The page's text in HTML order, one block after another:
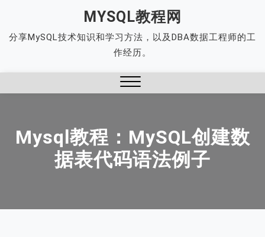
content
MYSQL教程网
分享MySQL技术知识和学习方法，以及DBA数据工程师的工
作经历。
Mysql教程：MySQL创建数
据表代码语法例子